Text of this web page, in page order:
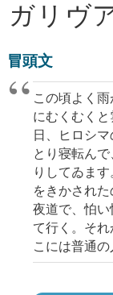
ガリヴ
冒頭文
この頃よく
にむくむく
日、ヒロシ
とり寝転ん
りしてゐま
をきかされ
夜道で、怕
て行く。そ
こには普通